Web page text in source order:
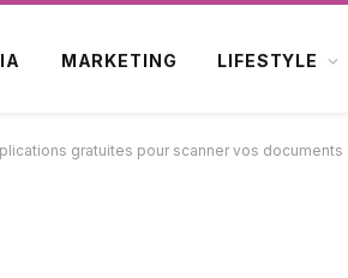
IA MARKETING LIFESTYLE
gratuites pour scanner vos documents